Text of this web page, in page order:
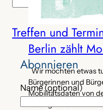
Berlin zählt
Wir möchten etwas
Bürgerinnen und
Mobilitätsdaten von
Lösungen zu
c
Treffen und
Abonnieren
Name (optional)